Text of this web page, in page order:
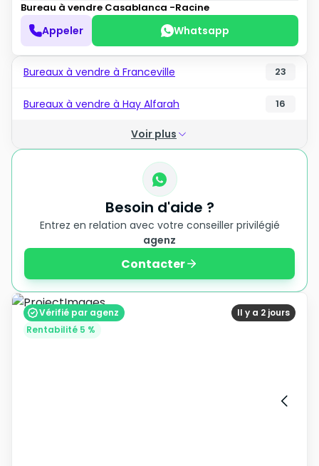
Bureau à vendre Casablanca -Racine
Appeler Whatsapp
Bureaux à vendre à Franceville 23
Bureaux à vendre à Hay Alfarah 16
Voir plus
Besoin d'aide ?
Entrez en relation avec votre conseiller privilégié
agenz
Contacter
Il y a 2 jours
Vérifié par agenz
Rentabilité 5 %